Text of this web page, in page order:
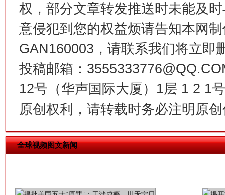
权，部分文章转发推送时未能及
意侵犯到您的权益烦请告知本网
GAN160003，请联系我们将立即
投稿邮箱：
12号（华声国际大厦）1层 1 2 1
原创权利，请转载时务必注明原
全球视频图文新闻
“刷贴”乱象丛生
揭批美国五大"原罪" "炒